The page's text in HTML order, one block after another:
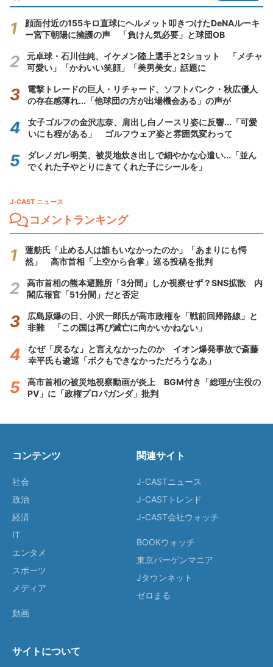
顔面付近の155キロ直球にヘルメット叩きつけたDeNAルーキ
ー宮下朝陽に擁護の声 「負けん気必要」と球団OB
元卓球・石川佳純、イケメン陸上選手と2ショット 「メチャ
可愛い」「かわいい笑顔」「美男美女」話題に
電撃トレードの巨人・リチャード、ソフトバンク・秋広優人
の存在感薄れ...「他球団の方が出場機会ある」の声が
女子ゴルフの金沢志奈、肩出し白ノースリ姿に反響...「可愛
いにも程がある」 ゴルフウェア姿と雰囲気変わって
ダレノガレ明美、被災地炊き出しで細やかな心遣い...「並ん
でくれた子やとりにきてくれた子にシールを」
J-CAST ニュース
コメントランキング
蓮舫氏「止める人は誰もいなかったのか」「あまりにも愕
然」 高市首相「上空から合掌」巡る投稿を批判
高市首相の熊本避難所「3分間」しか視察せず？SNS拡散 内
閣広報官「51分間」だと否定
広島原爆の日、小沢一郎氏が高市政権を「戦前回帰路線」と
非難 「この国は再び滅亡に向かいかねない」
なぜ「戻るな」と言えなかったのか イオン爆発事故で斎藤
幸平氏も逡巡「ボクもできなかっただろうなあ」
高市首相の被災地視察動画が炎上 BGM付き「総理が主役の
PV」に「政権プロパガンダ」批判
コンテンツ
社会
政治
経済
IT
エンタメ
スポーツ
メディア
動画
関連サイト
J-CASTニュース
J-CASTトレンド
J-CAST会社ウォッチ
BOOKウォッチ
東京バーゲンマニア
Jタウンネット
ゼロまる
サイトについて